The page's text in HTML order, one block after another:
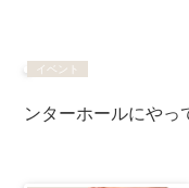
イベント
ンターホールにやっ